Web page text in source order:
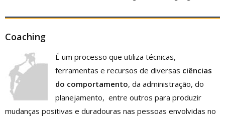
Coaching
É um processo que utiliza técnicas,
ferramentas e recursos de diversas ciências
do comportamento, da administração, do
planejamento, entre outros para produzir
mudanças positivas e duradouras nas pessoas envolvidas no